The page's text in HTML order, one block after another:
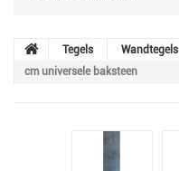
Tegels Wandtegels
cm universele baksteen